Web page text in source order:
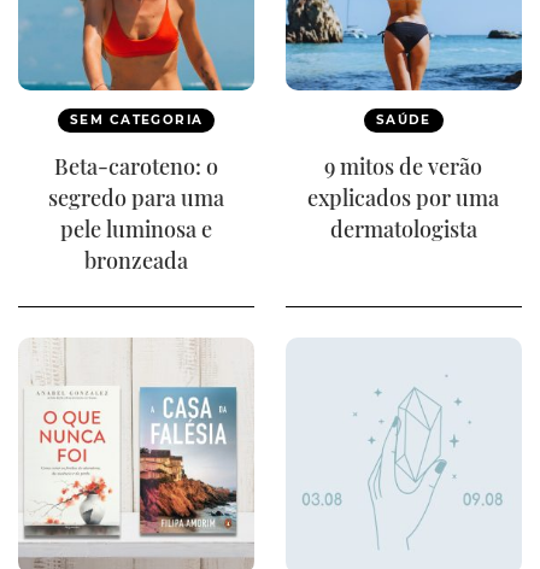
SEM CATEGORIA
Beta-caroteno: o
segredo para uma
pele luminosa e
bronzeada
SAÚDE
9 mitos de verão
explicados por uma
dermatologista